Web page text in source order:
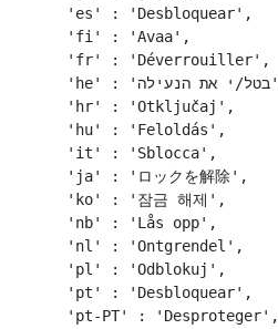
    'es' : 'Desbloquear',
    'fi' : 'Avaa',
    'fr' : 'Déverrouiller',
    'he' : 'בטל/י את הנעילה',
    'hr' : 'Otključaj',
    'hu' : 'Feloldás',
    'it' : 'Sblocca',
    'ja' : 'ロックを解除',
    'ko' : '잠금 해제',
    'nb' : 'Lås opp',
    'nl' : 'Ontgrendel',
    'pl' : 'Odblokuj',
    'pt' : 'Desbloquear',
    'pt-PT' : 'Desproteger',